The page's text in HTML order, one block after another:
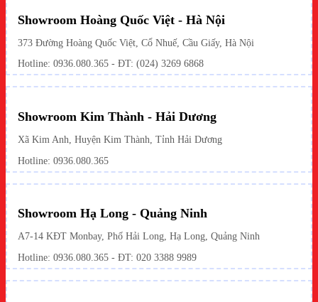
Showroom Hoàng Quốc Việt - Hà Nội
373 Đường Hoàng Quốc Việt, Cổ Nhuế, Cầu Giấy, Hà Nội
Hotline: 0936.080.365 - ĐT: (024) 3269 6868
Showroom Kim Thành - Hải Dương
Xã Kim Anh, Huyện Kim Thành, Tỉnh Hải Dương
Hotline: 0936.080.365
Showroom Hạ Long - Quảng Ninh
A7-14 KĐT Monbay, Phố Hải Long, Hạ Long, Quảng Ninh
Hotline: 0936.080.365 - ĐT: 020 3388 9989